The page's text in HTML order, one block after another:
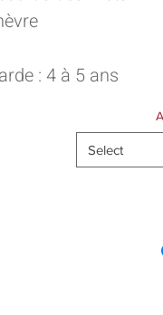
: 4 à 5 ans
Select